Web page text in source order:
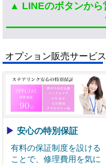
▲ LINEのボタンから
オプション販売サービス
▶ 安心の特別保証
有料の保証制度を設ける
ことで、修理費用を気に